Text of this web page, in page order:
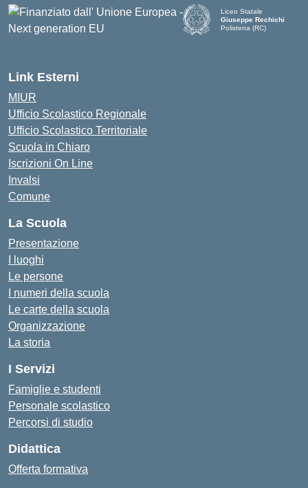
Liceo Statale
Giuseppe Rechichi
Polistena (RC)
Link Esterni
MIUR
Ufficio Scolastico Regionale
Ufficio Scolastico Territoriale
Scuola in Chiaro
Iscrizioni On Line
Invalsi
Comune
La Scuola
Presentazione
I luoghi
Le persone
I numeri della scuola
Le carte della scuola
Organizzazione
La storia
I Servizi
Famiglie e studenti
Personale scolastico
Percorsi di studio
Didattica
Offerta formativa